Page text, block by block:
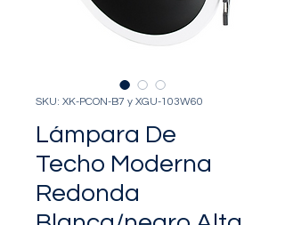
SKU: XK-PCON-B7 y XGU-103W60
Lámpara De
Techo Moderna
Redonda